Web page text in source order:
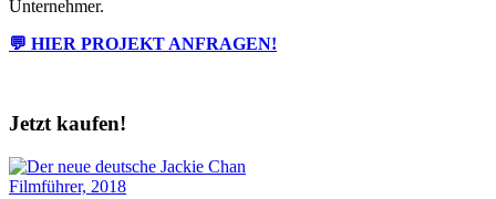
Unternehmer.
💬 HIER PROJEKT ANFRAGEN!
Jetzt kaufen!